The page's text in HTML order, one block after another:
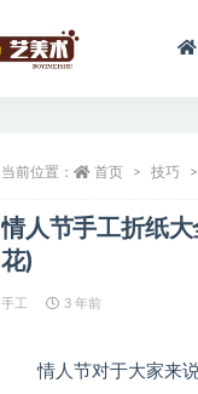
当前位置： 首页 技巧
情人节手工折纸
花)
手工 3 年前
情人节对于大家来说